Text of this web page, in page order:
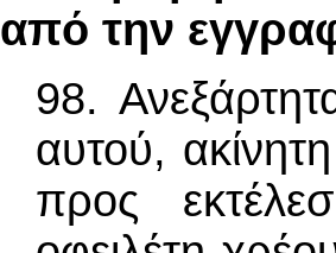
από την
98.
αυτού,
προς